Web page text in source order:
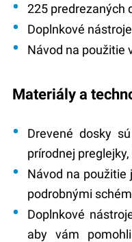
225 predrezaných
Doplnkové nástroje
Návod na použitie
Materiály a
Drevené dosky
prírodnej
Návod na použitie
podrobnými
Doplnkové
aby vám